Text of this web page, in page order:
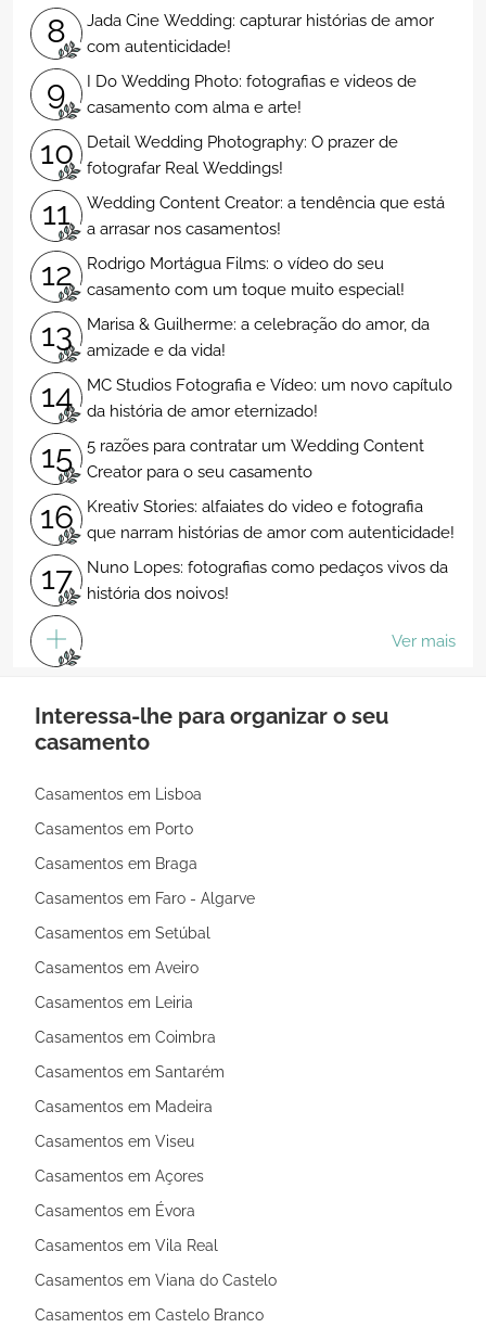
perfeição
8
Jada Cine Wedding: capturar histórias de amor
com autenticidade!
9
I Do Wedding Photo: fotografias e videos de
casamento com alma e arte!
10
Detail Wedding Photography: O prazer de
fotografar Real Weddings!
11
Wedding Content Creator: a tendência que está
a arrasar nos casamentos!
12
Rodrigo Mortágua Films: o vídeo do seu
casamento com um toque muito especial!
13
Marisa & Guilherme: a celebração do amor, da
amizade e da vida!
14
MC Studios Fotografia e Vídeo: um novo capítulo
da história de amor eternizado!
15
5 razões para contratar um Wedding Content
Creator para o seu casamento
16
Kreativ Stories: alfaiates do video e fotografia
que narram histórias de amor com autenticidade!
17
Nuno Lopes: fotografias como pedaços vivos da
história dos noivos!
Ver mais
Interessa-lhe para organizar o seu
casamento
Casamentos em Lisboa
Casamentos em Porto
Casamentos em Braga
Casamentos em Faro - Algarve
Casamentos em Setúbal
Casamentos em Aveiro
Casamentos em Leiria
Casamentos em Coimbra
Casamentos em Santarém
Casamentos em Madeira
Casamentos em Viseu
Casamentos em Açores
Casamentos em Évora
Casamentos em Vila Real
Casamentos em Viana do Castelo
Casamentos em Castelo Branco